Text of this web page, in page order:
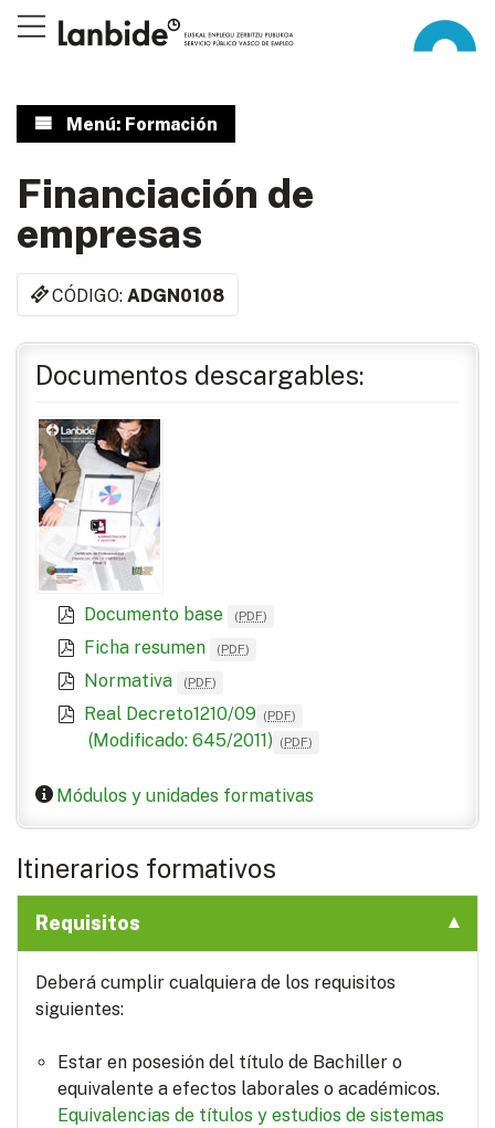
Menú: Formación
Financiación de
empresas
CÓDIGO:ADGN0108
Documentos descargables:
Documento base (PDF)
Ficha resumen (PDF)
Normativa (PDF)
Real Decreto1210/09 (PDF)
(Modificado: 645/2011) (PDF)
Módulos y unidades formativas
Itinerarios formativos
Requisitos
Deberá cumplir cualquiera de los requisitos
siguientes:
Estar en posesión del título de Bachiller o
equivalente a efectos laborales o académicos.
Equivalencias de títulos y estudios de sistemas